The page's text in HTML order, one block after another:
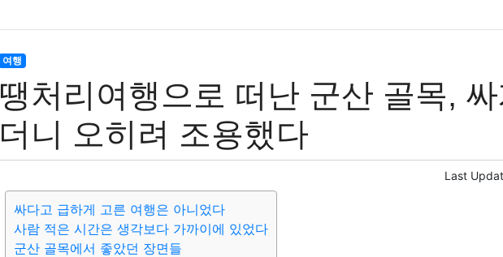
여행
땡처리여행으로 떠난 군산 골목,
더니 오히려 조용했다
Last
싸다고 급하게 고른 여행은 아니었다
사람 적은 시간은 생각보다 가까이에 있었다
군산 골목에서 좋았던 장면들